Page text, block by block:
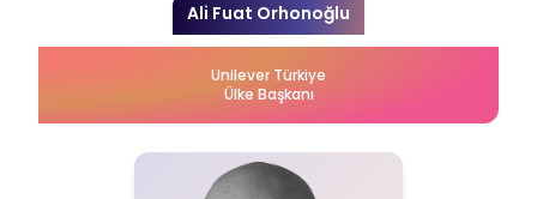
Ali Fuat Orhonoğlu
Unilever Türkiye
Ülke Başkanı